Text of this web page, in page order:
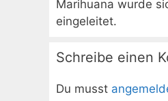
Marihuana wurde
eingeleitet.
Schreibe einen
Du musst